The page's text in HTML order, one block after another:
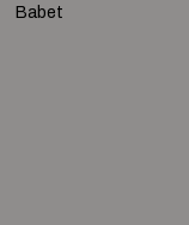
Babet